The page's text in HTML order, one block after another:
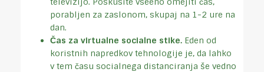
porabljen za zaslonom, skupaj na 1-2 ure na
dan.
Čas za virtualne socialne stike. Eden od
koristnih napredkov tehnologije je, da lahko
v tem času socialnega distanciranja še vedno